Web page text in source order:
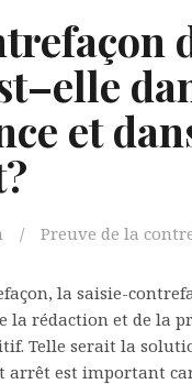
et
Preuve de la
la saisie-
la rédaction et de la
Telle serait la
arrêt est important